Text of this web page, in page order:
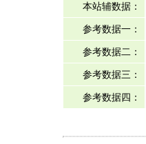
本站辅数据：
参考数据一：
参考数据二：
参考数据三：
参考数据四：